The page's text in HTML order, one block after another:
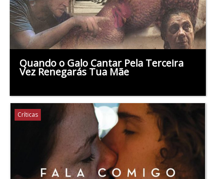
Quando o Galo Cantar Pela Terceira
Vez Renegarás Tua Mãe
Críticas